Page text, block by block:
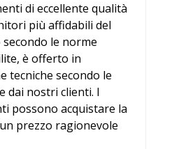
di eccellente qualità
più affidabili del
le norme
è offerto in
tecniche secondo le
dai nostri clienti. I
possono acquistare la
prezzo ragionevole